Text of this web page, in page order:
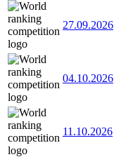
27.09.2026
04.10.2026
11.10.2026